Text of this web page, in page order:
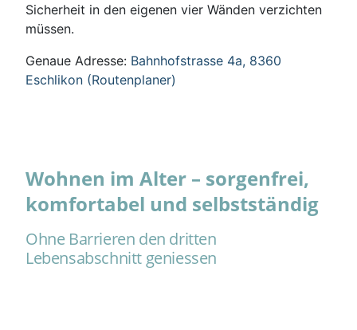
Sicherheit in den eigenen vier Wänden verzichten
müssen.
Genaue Adresse: Bahnhofstrasse 4a, 8360
Eschlikon (Routenplaner)
Wohnen im Alter – sorgenfrei,
komfortabel und selbstständig
Ohne Barrieren den dritten
Lebensabschnitt geniessen